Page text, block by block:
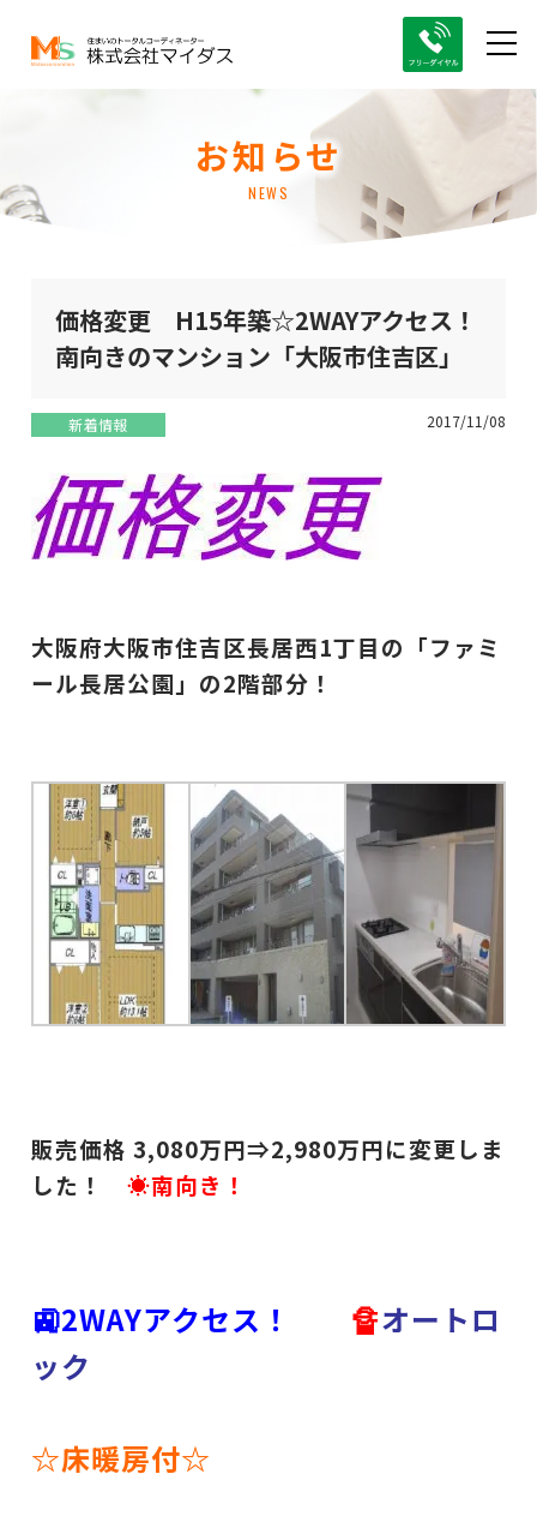
お知らせ
NEWS
価格変更 H15年築☆2WAYアクセス！
南向きのマンション「大阪市住吉区」
新着情報 2017/11/08
大阪府大阪市住吉区長居西1丁目の「ファミ
ール長居公園」の2階部分！
販売価格 3,080万円⇒2,980万円に変更しま
した！
☀南向き！
🚉2WAYアクセス！ 🔏オートロ
ック
☆床暖房付☆